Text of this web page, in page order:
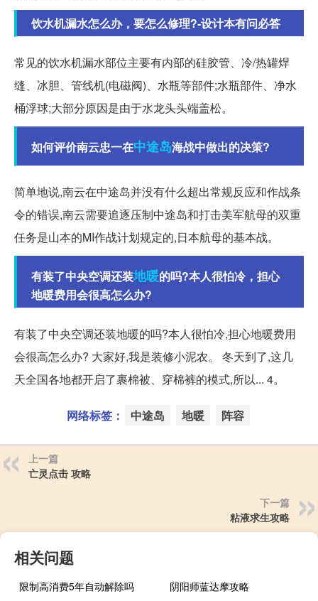
饮水机漏水怎么办，要怎么修理?-设计本有问必答
常见的饮水机漏水部位主要有内部的硅胶管、冷/热罐焊
缝、冰胆、管线机(电磁阀)、水瓶等部件;水瓶部件、净水
桶浮球;大部分原因是由于水龙头头端盖松。
如何评价南云忠一在中途岛海战中做出的决策?
简单地说,南云在中途岛并没有什么超出常规反应和作战条
令的错误,南云需要追逐压制中途岛和打击美军航母的双重
任务是山本的MI作战计划规定的,日本航母的基本战。
有装了中央空调还装地暖的吗?本人很怕冷，担心
地暖费用会很高怎么办?
有装了中央空调还装地暖的吗?本人很怕冷,担心地暖费用
会很高怎么办? 大家好,我是装修小泥农。 冬天到了,这几
天全国各地都开启了裹棉被、穿棉裤的模式,所以... 4。
网络标签： 中途岛 地暖 阵容
上一篇
亡灵点击 攻略
下一篇
粘液求生攻略
相关问题
限制高消费5年自动解除吗
阴阳师蓝达摩攻略